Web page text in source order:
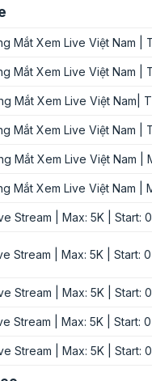
Mắt Xem Live Việt Nam |
Mắt Xem Live Việt Nam |
Mắt Xem Live Việt Nam|
Mắt Xem Live Việt Nam |
Mắt Xem Live Việt Nam |
Mắt Xem Live Việt Nam |
Stream | Max: 5K | Start:
Stream | Max: 5K | Start:
Stream | Max: 5K | Start:
Stream | Max: 5K | Start:
Stream | Max: 5K | Start: